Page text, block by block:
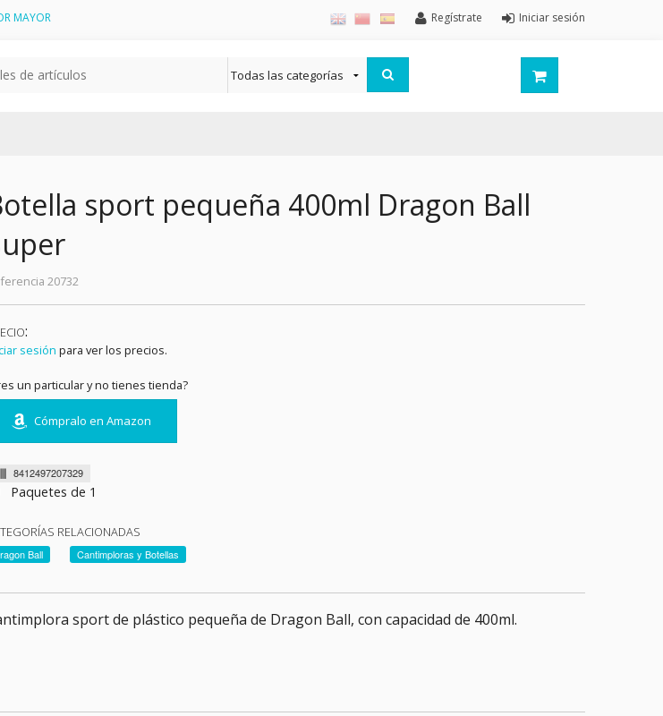
MAYOR Iniciar sesión
Regístrate
sport pequeña 400ml Dragon Ball
20732
:
sesión para ver los precios.
un particular y no tienes tienda?
Cómpralo en Amazon
8412497207329
Paquetes de 1
RELACIONADAS
Ball Cantimploras y Botellas
sport de plástico pequeña de Dragon Ball, con capacidad de 400ml.